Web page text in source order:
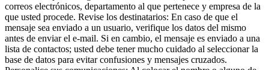
correos electrónicos, departamento al que pertenece y empresa de la
que usted procede. Revise los destinatarios: En caso de que el
mensaje sea enviado a un usuario, verifique los datos del mismo
antes de enviar el e-mail. Si en cambio, el mensaje es enviado a una
lista de contactos; usted debe tener mucho cuidado al seleccionar la
base de datos para evitar confusiones y mensajes cruzados.